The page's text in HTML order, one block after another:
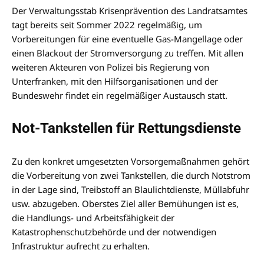
Der Verwaltungsstab Krisenprävention des Landratsamtes
tagt bereits seit Sommer 2022 regelmäßig, um
Vorbereitungen für eine eventuelle Gas-Mangellage oder
einen Blackout der Stromversorgung zu treffen. Mit allen
weiteren Akteuren von Polizei bis Regierung von
Unterfranken, mit den Hilfsorganisationen und der
Bundeswehr findet ein regelmäßiger Austausch statt.
Not-Tankstellen für Rettungsdienste
Zu den konkret umgesetzten Vorsorgemaßnahmen gehört
die Vorbereitung von zwei Tankstellen, die durch Notstrom
in der Lage sind, Treibstoff an Blaulichtdienste, Müllabfuhr
usw. abzugeben. Oberstes Ziel aller Bemühungen ist es,
die Handlungs- und Arbeitsfähigkeit der
Katastrophenschutzbehörde und der notwendigen
Infrastruktur aufrecht zu erhalten.